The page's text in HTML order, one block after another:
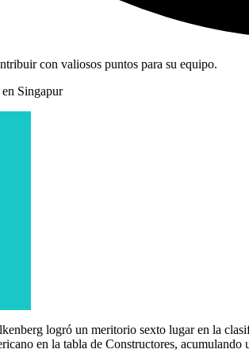
Singapur
logró un meritorio sexto lugar en la
en la tabla de Constructores,